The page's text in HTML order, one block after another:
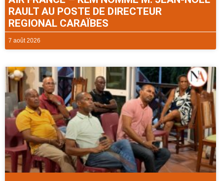
RAULT AU POSTE DE DIRECTEUR
REGIONAL CARAÏBES
7 août 2026